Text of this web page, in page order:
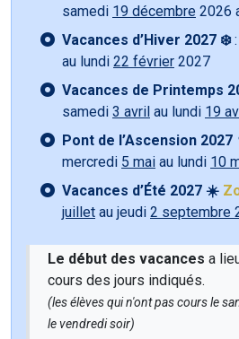
samedi 19 décembre 2026
Vacances d’Hiver 2027 ❄️:
au lundi 22 février 2027
Vacances de Printemps
samedi 3 avril au lundi 19
Pont de l’Ascension 2027
mercredi 5 mai au lundi 10
Vacances d’Été 2027 ☀️
juillet au jeudi 2 septembre
Le début des vacances a
cours des jours indiqués.
(les élèves qui n'ont pas cours le
le vendredi soir)